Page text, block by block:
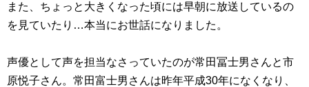
また、ちょっと大きくなった頃には早朝に放送しているの
を見ていたり…本当にお世話になりました。
声優として声を担当なさっていたのが常田冨士男さんと市
原悦子さん。常田富士男さんは昨年平成30年になくなり、